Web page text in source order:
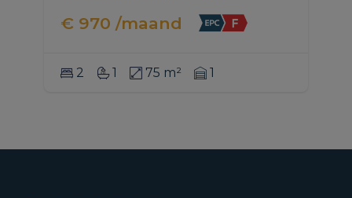
€ 970 /maand
2 1 75 m² 1